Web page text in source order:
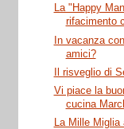
La "Happy
rifacimento
In vacanza
amici?
Il risveglio di
Vi piace la
cucina
La Mille Miglia